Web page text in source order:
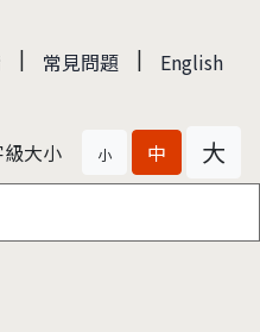
| 常見問題 | English
大小 小 中 大